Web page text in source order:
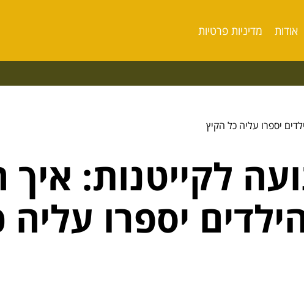
אודות מדיניות פרטיות
יספרו עליה כל הקיץ
לקייטנות: איך
יספרו עליה